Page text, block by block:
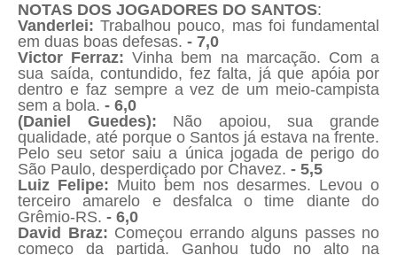
NOTAS DOS JOGADORES DO SANTOS:
Vanderlei:Trabalhou pouco, mas foi fundamental
em duas boas defesas. - 7,0
Victor Ferraz:Vinha bem na marcação. Com a
sua saída, contundido, fez falta, já que apóia por
dentro e faz sempre a vez de um meio-campista
sem a bola. - 6,0
(Daniel Guedes): Não apoiou, sua grande
qualidade, até porque o Santos já estava na frente.
Pelo seu setor saiu a única jogada de perigo do
São Paulo, desperdiçado por Chavez. - 5,5
Luiz Felipe: Muito bem nos desarmes. Levou o
terceiro amarelo e desfalca o time diante do
Grêmio-RS. - 6,0
David Braz: Começou errando alguns passes no
começo da partida. Ganhou tudo no alto na